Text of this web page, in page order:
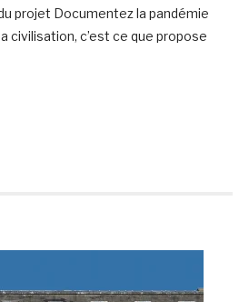
projet Documentez la pandémie
civilisation, c’est ce que propose